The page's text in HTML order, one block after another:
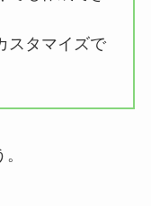
スタマイズで